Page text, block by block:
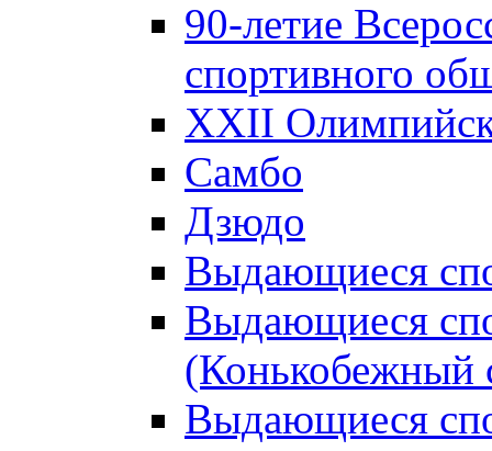
90-летие
спортивного
XXII
Самбо
Дзюдо
Выдающиеся
Выдающиеся
(Конькобежный
Выдающиеся